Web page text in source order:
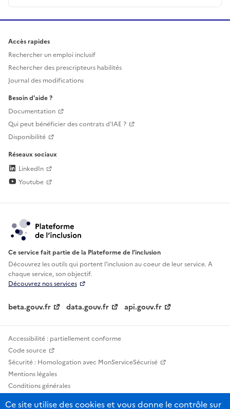
Accès rapides
Rechercher un emploi inclusif
Rechercher des prescripteurs habilités
Journal des modifications
Besoin d'aide ?
Documentation
Qui peut bénéficier des contrats d'IAE ?
Disponibilité
Réseaux sociaux
LinkedIn
Youtube
Ce service fait partie de la Plateforme de l’inclusion
Découvrez les outils qui portent l'inclusion aucoeur de leur service. A
chaque service, son objectif.
Découvrez nos services
beta.gouv.fr data.gouv.fr api.gouv.fr
Accessibilité : partiellement conforme
Code source
Sécurité : Homologation avec MonServiceSécurisé
Mentions légales
Conditions générales
Ce site utilise des cookies et vous donne le contrôle sur